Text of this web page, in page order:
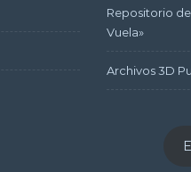
Repositorio
Vuela»
Archivos 3D